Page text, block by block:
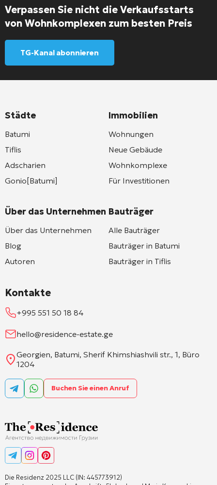
Verpassen Sie nicht die Verkaufsstarts
von Wohnkomplexen zum besten Preis
TG-Kanal abonnieren
Die Residenz 2025 LLC (IN: 445773912)
Städte
Batumi
Tiflis
Adscharien
Gonio[Batumi]
Über das Unternehmen
Über das Unternehmen
Blog
Autoren
Immobilien
Wohnungen
Neue Gebäude
Wohnkomplexe
Für Investitionen
Bauträger
Alle Bauträger
Bauträger in Batumi
Bauträger in Tiflis
Kontakte
+995 551 50 18 84
hello@residence-estate.ge
Georgien, Batumi, Sherif Khimshiashvili str., 1, Büro
1204
Buchen Sie einen Anruf